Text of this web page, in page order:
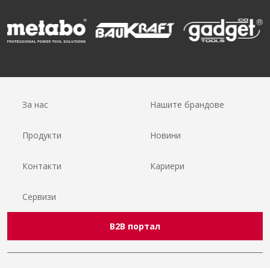
За нас Нашите брандове
Продукти Новини
Контакти Кариери
Сервизи
B2B портал